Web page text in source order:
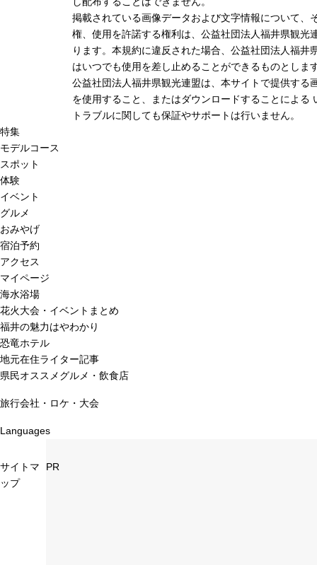
掲載されている画像データおよび文字情報について、
権、使用を許諾する権利は、公益社団法人福井県観光
ります。本規約に違反された場合、公益社団法人福井
はいつでも使用を差し止めることができるものとしま
公益社団法人福井県観光連盟は、本サイトで提供する
を使用すること、またはダウンロードすることによる
トラブルに関しても保証やサポートは行いません。
特集
モデルコース
スポット
体験
イベント
グルメ
おみやげ
宿泊予約
アクセス
マイページ
海水浴場
花火大会・イベントまとめ
福井の魅力はやわかり
恐竜ホテル
地元在住ライター記事
県民オススメグルメ・飲食店
旅行会社・ロケ・大会
Languages
サイトマ
ップ
PR